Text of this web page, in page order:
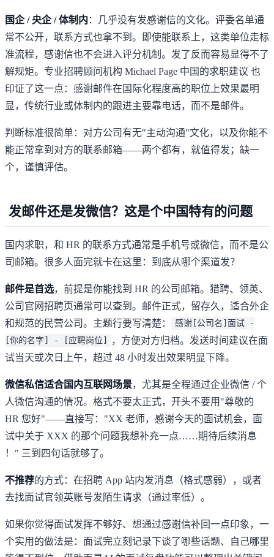
国企 / 央企 / 体制内 ：几乎没有发感谢信的文化。评委名单通
常不公开，联系方式也拿不到。即使能联系上，这类单位走标
准流程，感谢信也不会进入评分机制。发了反而容易显得不了
解规矩。专业招聘顾问机构 Michael Page 中国的求职建议 也
印证了这一点：感谢邮件在国际化程度高的职位上效果最明
显，传统行业或体制内的跟进主要靠电话，而不是邮件。
判断标准很简单：对方公司有无"主动沟通"文化，以及你能不
能正常拿到对方的联系邮箱——两个都有，就值得发；缺一
个，谨慎评估。
发邮件还是发微信？这是个中国特有的问题
国内求职，和 HR 的联系方式通常是手机号或微信，而不是公
司邮箱。很多人面完就卡在这里：到底从哪个渠道发？
邮件是首选，前提是你能找到 HR 的公司邮箱。猎聘、领英、
公司官网招聘页通常可以查到。邮件正式，留存久，适合外企
和规范的民营公司。主题行要写清楚：
感谢[公司名]面试 -
[你的名字] - [应聘岗位]
，方便对方归档。发送时间建议在面
试当天或次日上午，超过 48 小时发出效果明显下降。
微信私信适合国内互联网场景，尤其是全程通过企业微信 / 个
人微信沟通的情况。格式不要太正式，开头不要用"尊敬的
HR 您好"——直接写："XX 老师，感谢今天的面试机会，面
试中关于 XXX 的那个问题我想补充一点……期待后续消息
！" 三到四句话就够了。
不推荐的方式：在招聘 App 站内发消息（格式感弱），或者
去找面试官领英账号发陌生请求（通过率低）。
如果你觉得面试发挥不够好、想通过感谢信补回一点印象，一
个实用的做法是：面试完立刻记录下谈了哪些话题、自己哪里